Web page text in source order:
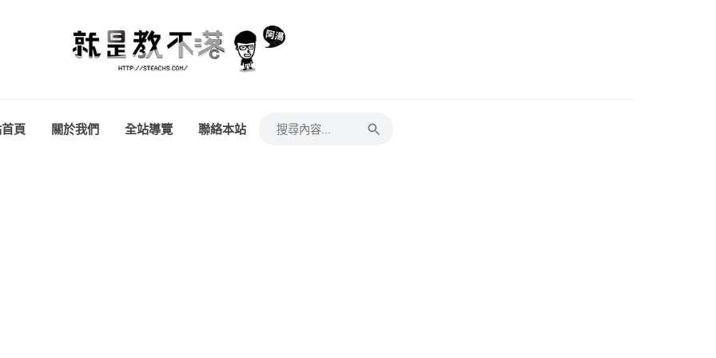
頁 關於我們 全站導覽 聯絡本站